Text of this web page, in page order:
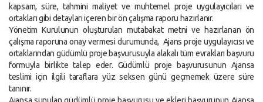
kapsam, süre, tahmini maliyet ve muhtemel proje uygulayıcıları ve
ortakları gibi detayları içeren bir ön çalışma raporu hazırlanır.
Yönetim Kurulunun oluşturulan mutabakat metni ve hazırlanan ön
çalışma raporuna onay vermesi durumunda, Ajans proje uygulayıcısı ve
ortaklarından güdümlü proje başvurusuyla alakalı tüm evrakları başvuru
formuyla birlikte talep eder. Güdümlü proje başvurusunun Ajansa
teslimi için ilgili taraflara yüz seksen günü geçmemek üzere süre
tanınır.